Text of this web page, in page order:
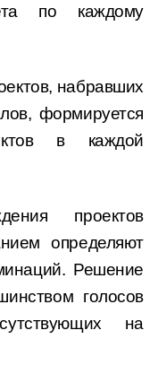
по каждому
набравших
формируется
в каждой
проектов
определяют
Решение
голосов
на